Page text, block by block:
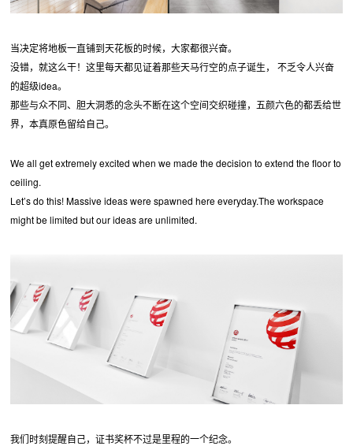
当决定将地板一直铺到天花板的时候，大家都很兴奋。
没错，就这么干！这里每天都见证着那些天马行空的点子诞生， 不乏令人兴奋
的超级idea。
那些与众不同、胆大洞悉的念头不断在这个空间交织碰撞，五颜六色的都丢给世
界，本真原色留给自己。
We all get extremely excited when we made the decision to extend the floor to
ceiling.
Let’s do this! Massive ideas were spawned here everyday.The workspace
might be limited but our ideas are unlimited.
我们时刻提醒自己，证书奖杯不过是里程的一个纪念。